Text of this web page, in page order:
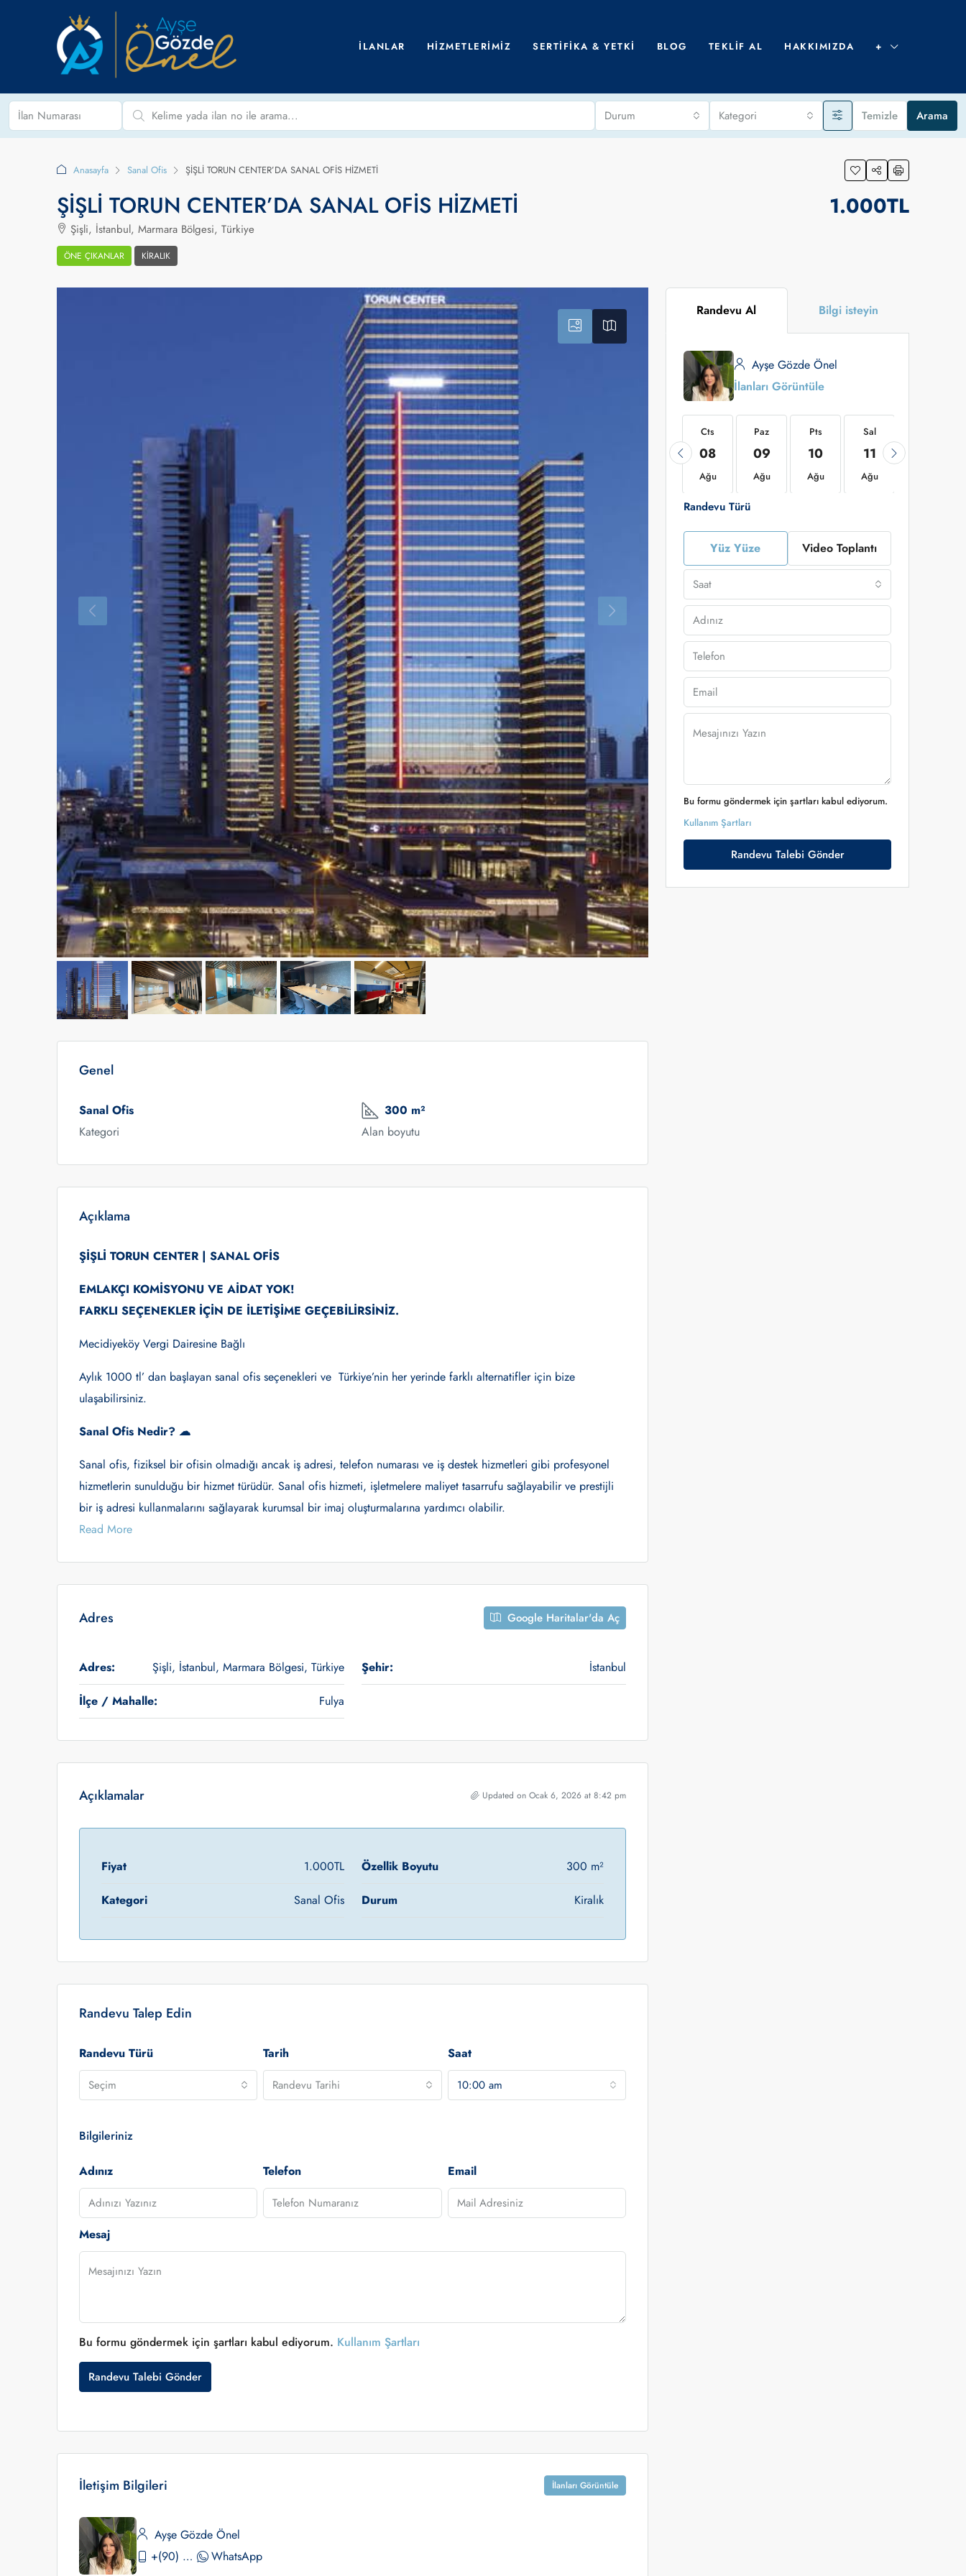
İLANLAR HIZMETLERIMIZ SERTIFIKA & YETKI BLOG TEKLIF AL HAKKIMIZDA +
Durum Kategori Temizle Arama
Anasayfa Sanal Ofis ŞİŞLİ TORUN CENTER’DA SANAL OFİS HİZMETİ
ŞİŞLİ TORUN CENTER’DA SANAL OFİS HİZMETİ
Şişli, İstanbul, Marmara Bölgesi, Türkiye
ÖNE ÇIKANLAR KIRALIK
1.000TL
Genel
Sanal Ofis
Kategori
300 m²
Alan boyutu
Açıklama
ŞİŞLİ TORUN CENTER | SANAL OFİS
EMLAKÇI KOMİSYONU VE AİDAT YOK!
FARKLI SEÇENEKLER İÇİN DE İLETİŞİME GEÇEBİLİRSİNİZ.
Mecidiyeköy Vergi Dairesine Bağlı
Aylık 1000 tl’ dan başlayan sanal ofis seçenekleri ve Türkiye’nin her yerinde farklı alternatifler için bize
ulaşabilirsiniz.
Sanal Ofis Nedir? ☁
Sanal ofis, fiziksel bir ofisin olmadığı ancak iş adresi, telefon numarası ve iş destek hizmetleri gibi profesyonel
hizmetlerin sunulduğu bir hizmet türüdür. Sanal ofis hizmeti, işletmelere maliyet tasarrufu sağlayabilir ve prestijli
bir iş adresi kullanmalarını sağlayarak kurumsal bir imaj oluşturmalarına yardımcı olabilir.
Read More
Adres Google Haritalar'da Aç
Adres: Şişli, İstanbul, Marmara Bölgesi, Türkiye Şehir: İstanbul
İlçe / Mahalle: Fulya
Açıklamalar Updated on Ocak 6, 2026 at 8:42 pm
Fiyat 1.000TL Özellik Boyutu 300 m²
Kategori Sanal Ofis Durum Kiralık
Randevu Talep Edin
Randevu Türü
Seçim
Tarih
Randevu Tarihi
Saat
10:00 am
Bilgileriniz
Adınız Telefon Email
Mesaj
Bu formu göndermek için şartları kabul ediyorum. Kullanım Şartları
Randevu Talebi Gönder
İletişim Bilgileri İlanları Görüntüle
Ayşe Gözde Önel
+(90) 530 390 02 84
WhatsApp
Randevu Al Bilgi isteyin
Ayşe Gözde Önel
İlanları Görüntüle
Çar
19
Ağu
20
Ağu
Cts
08
Ağu
Paz
09
Ağu
Pts
10
Ağu
Sal
11
Ağu
Randevu Türü
Yüz Yüze Video Toplantı
Saat
Bu formu göndermek için şartları kabul ediyorum.
Kullanım Şartları
Randevu Talebi Gönder